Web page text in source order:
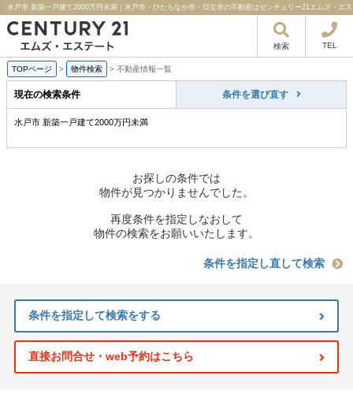
検索 TEL
TOPページ > 物件検索 > 不動産情報一覧
現在の検索条件 条件を選び直す
水戸市 新築一戸建て2000万円未満
お探しの条件では
物件が見つかりませんでした。
再度条件を指定しなおして
物件の検索をお願いいたします。
条件を指定し直して検索
条件を指定して検索をする
直接お問合せ・web予約はこちら